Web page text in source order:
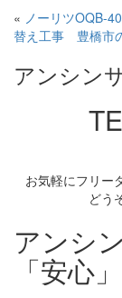
« ノーリツOQB-
替え工事 豊橋市
アンシン
お気軽にフリー
どう
アンシ
「安心